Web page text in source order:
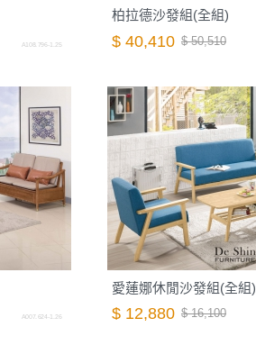
A108.796-1.25
柏拉德沙發組(全組)
$ 40,410 $ 50,510
A007.624-1.26
愛蓮娜休閒沙發組(全組)
$ 12,880 $ 16,100